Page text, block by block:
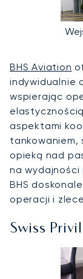
BHS Aviation
indywidualnie
wspierając
aspektami
tankowaniem,
opieką nad
na
BHS
operacji i
Swiss